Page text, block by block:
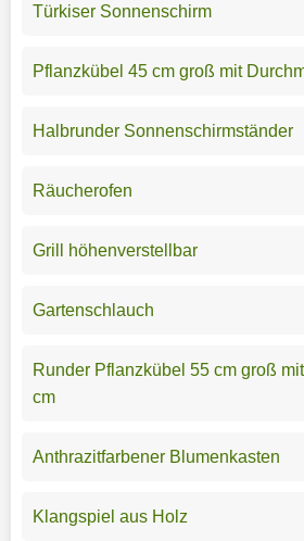
Türkiser Sonnenschirm
Pflanzkübel 45 cm groß mit
Halbrunder Sonnenschirmständer
Räucherofen
Grill höhenverstellbar
Gartenschlauch
Runder Pflanzkübel 55 cm groß
cm
Anthrazitfarbener Blumenkasten
Klangspiel aus Holz